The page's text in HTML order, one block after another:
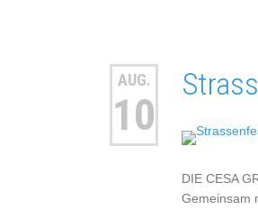
AUG.
10
DIE CESA
Gemeinsam